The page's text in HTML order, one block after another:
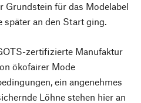
Grundstein für das Modelabel
später an den Start ging.
zertifizierte Manufaktur
ökofairer Mode
ein angenehmes
Löhne stehen hier an